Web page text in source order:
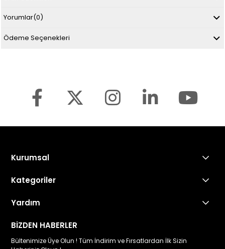
Yorumlar(0)
Ödeme Seçenekleri
Kurumsal
Kategoriler
Yardım
BİZDEN HABERLER
Bültenimize Üye Olun ! Tüm İndirim ve Fırsatlardan İlk Sizin